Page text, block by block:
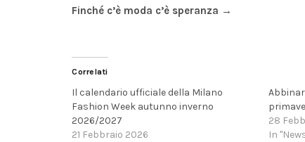
Finché c’è moda c’è speranza →
Correlati
Il calendario ufficiale della Milano
Fashion Week autunno inverno
2026/2027
21 Febbraio 2026
28
In